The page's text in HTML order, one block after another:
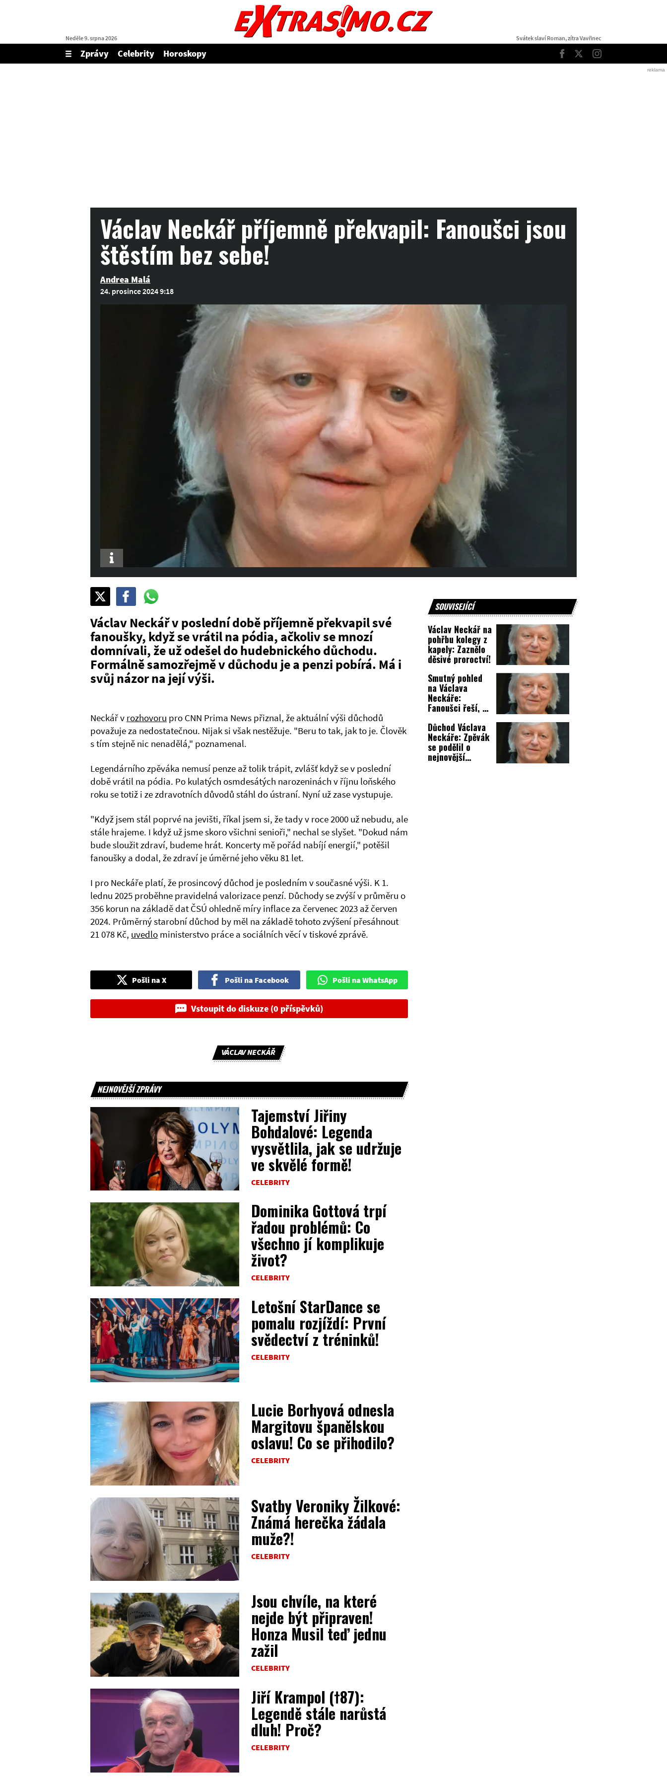
Neděle 9. srpna 2026 Svátek slaví Roman, zítra Vavřinec
Zobrazit/skrýt
menu
Zprávy Celebrity
Horoskopy
Facebook
TwitterInstagram
Václav Neckář příjemně překvapil: Fanoušci jsou
štěstím bez sebe!
Andrea Malá
24. prosince 2024 9:18
Info
Pošli
na
X
Pošli
na
FacebookWhatsAppu
Václav Neckář v poslední době příjemně překvapil své
fanoušky, když se vrátil na pódia, ačkoliv se mnozí
domnívali, že už odešel do hudebnického důchodu.
Formálně samozřejmě v důchodu je a penzi pobírá. Má i
svůj názor na její výši.
Neckář v rozhovoru pro CNN Prima News přiznal, že aktuální výši důchodů
považuje za nedostatečnou. Nijak si však nestěžuje. "Beru to tak, jak to je. Člověk
s tím stejně nic nenadělá," poznamenal.
Legendárního zpěváka nemusí penze až tolik trápit, zvlášť když se v poslední
době vrátil na pódia. Po kulatých osmdesátých narozeninách v říjnu loňského
roku se totiž i ze zdravotních důvodů stáhl do ústraní. Nyní už zase vystupuje.
"Když jsem stál poprvé na jevišti, říkal jsem si, že tady v roce 2000 už nebudu, ale
stále hrajeme. I když už jsme skoro všichni senioři," nechal se slyšet. "Dokud nám
bude sloužit zdraví, budeme hrát. Koncerty mě pořád nabíjí energií," potěšil
fanoušky a dodal, že zdraví je úměrné jeho věku 81 let.
I pro Neckáře platí, že prosincový důchod je posledním v současné výši. K 1.
lednu 2025 proběhne pravidelná valorizace penzí. Důchody se zvýší v průměru o
356 korun na základě dat ČSÚ ohledně míry inflace za červenec 2023 až červen
2024. Průměrný starobní důchod by měl na základě tohoto zvýšení přesáhnout
21 078 Kč, uvedlo ministerstvo práce a sociálních věcí v tiskové zprávě.
Pošli na X Pošli na Facebook Pošli na WhatsApp
Vstoupit do diskuze (0 příspěvků)
VÁCLAV NECKÁŘ
NEJNOVĚJŠÍ ZPRÁVY
Tajemství Jiřiny
Bohdalové: Legenda
vysvětlila, jak se udržuje
ve skvělé formě!
CELEBRITY
Dominika Gottová trpí
řadou problémů: Co
všechno jí komplikuje
život?
CELEBRITY
Letošní StarDance se
pomalu rozjíždí: První
svědectví z tréninků!
CELEBRITY
Lucie Borhyová odnesla
Margitovu španělskou
oslavu! Co se přihodilo?
CELEBRITY
Svatby Veroniky Žilkové:
Známá herečka žádala
muže?!
CELEBRITY
Jsou chvíle, na které
nejde být připraven!
Honza Musil teď jednu
zažil
CELEBRITY
Jiří Krampol (†87):
Legendě stále narůstá
dluh! Proč?
CELEBRITY
SOUVISEJÍCÍ
Václav Neckář na
pohřbu kolegy z
kapely: Zaznělo
děsivé proroctví!
Smutný pohled
na Václava
Neckáře:
Fanoušci řeší, co
Důchod Václava
Neckáře: Zpěvák
se podělil o
nejnovější